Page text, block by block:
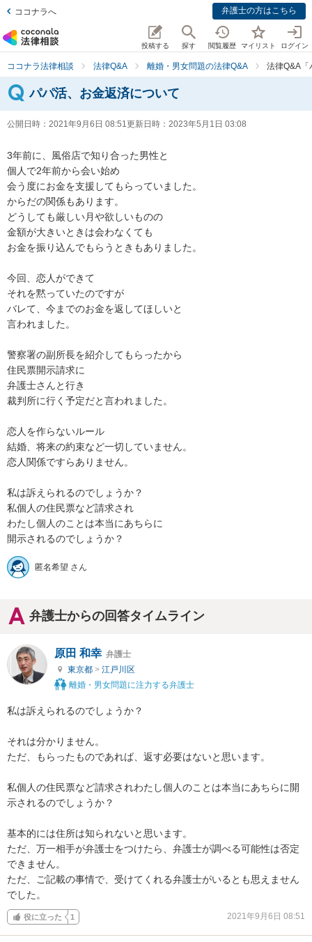
ココナラへ 弁護士の方はこちら
投稿する 探す 閲覧履歴 マイリスト ログイン
ココナラ法律相談 法律Q&A 離婚・男女問題の法律Q&A 法律Q&A「
パパ活、お金返済について
公開日時： 2021年9月6日 08:51更新日時： 2023年5月1日 03:08
3年前に、風俗店で知り合った男性と
個人で2年前から会い始め
会う度にお金を支援してもらっていました。
からだの関係もあります。
どうしても厳しい月や欲しいものの
金額が大きいときは会わなくても
お金を振り込んでもらうときもありました。
今回、恋人ができて
それを黙っていたのですが
バレて、今までのお金を返してほしいと
言われました。
警察署の副所長を紹介してもらったから
住民票開示請求に
弁護士さんと行き
裁判所に行く予定だと言われました。
恋人を作らないルール
結婚、将来の約束など一切していません。
恋人関係ですらありません。
私は訴えられるのでしょうか？
私個人の住民票など請求され
わたし個人のことは本当にあちらに
開示されるのでしょうか？
匿名希望 さん
弁護士からの回答タイムライン
原田 和幸 弁護士
東京都 > 江戸川区
離婚・男女問題に注力する弁護士
私は訴えられるのでしょうか？
それは分かりません。
ただ、もらったものであれば、返す必要はないと思います。
私個人の住民票など請求されわたし個人のことは本当にあちらに開
示されるのでしょうか？
基本的には住所は知られないと思います。
ただ、万一相手が弁護士をつけたら、弁護士が調べる可能性は否定
できません。
ただ、ご記載の事情で、受けてくれる弁護士がいるとも思えません
でした。
役に立った 1 2021年9月6日 08:51